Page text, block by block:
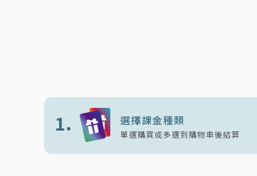
1. 選擇課金種類
單選購買或多選到購物車後結算